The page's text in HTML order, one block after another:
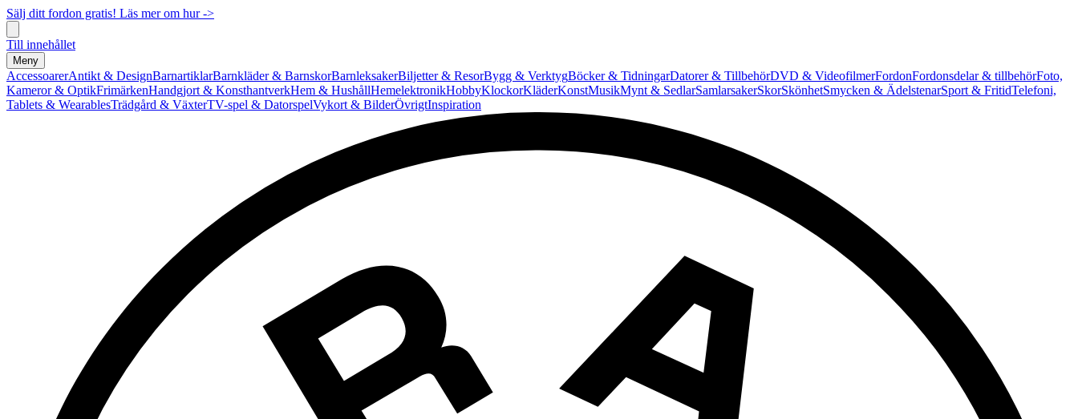
Sälj ditt fordon gratis! Läs mer om hur ->
Till innehållet
Meny
AccessoarerAntikt & DesignBarnartiklarBarnkläder & BarnskorBarnleksakerBiljetter & ResorBygg & VerktygBöcker & TidningarDatorer & TillbehörDVD & VideofilmerFordonFordonsdelar & tillbehörFoto,
Kameror & OptikFrimärkenHandgjort & KonsthantverkHem & HushållHemelektronikHobbyKlockorKläderKonstMusikMynt & SedlarSamlarsakerSkorSkönhetSmycken & ÄdelstenarSport & FritidTelefoni,
Tablets & WearablesTrädgård & VäxterTV-spel & DatorspelVykort & BilderÖvrigtInspiration